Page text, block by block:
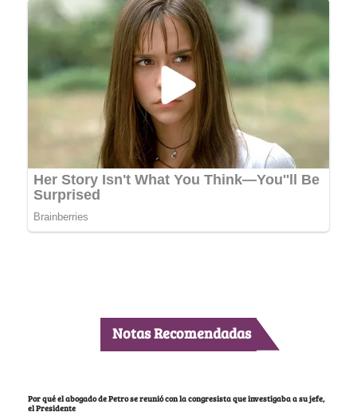
Notas Recomendadas
Por qué el abogado de Petro se reunió con la congresista que investigaba a su jefe,
el Presidente